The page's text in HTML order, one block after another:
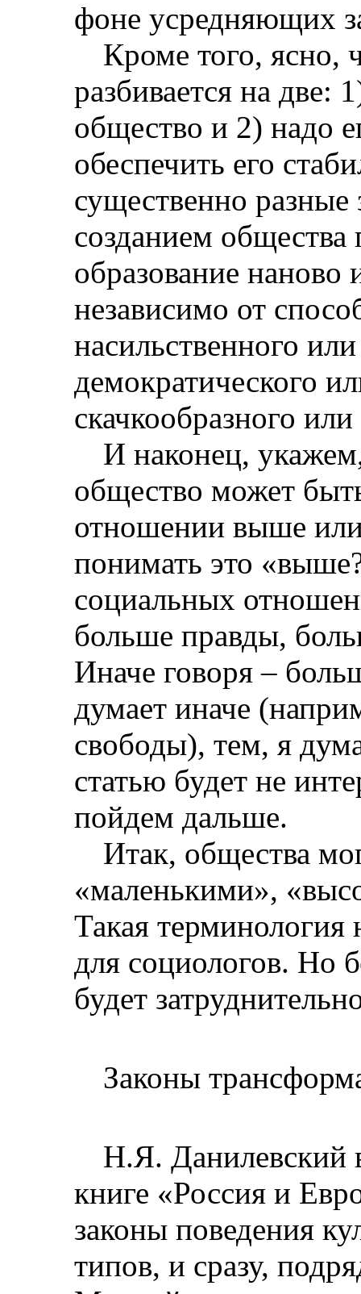
фоне усредняющих
Кроме того, ясно,
разбивается на две:
общество и 2) надо
обеспечить его
существенно
созданием общества
образование наново
независимо от
насильственного
демократического
скачкообразного
И наконец,
общество может
отношении выше
понимать это
социальных
больше правды,
Иначе говоря –
думает иначе
свободы), тем, я
статью будет не
пойдем дальше.
Итак, общества
«маленькими»,
Такая терминология
для социологов. Но
будет
Законы
Н.Я. Данилевский
книге «Россия и
законы поведения
типов, и сразу,